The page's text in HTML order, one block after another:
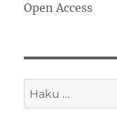
Open Access
Etsi: